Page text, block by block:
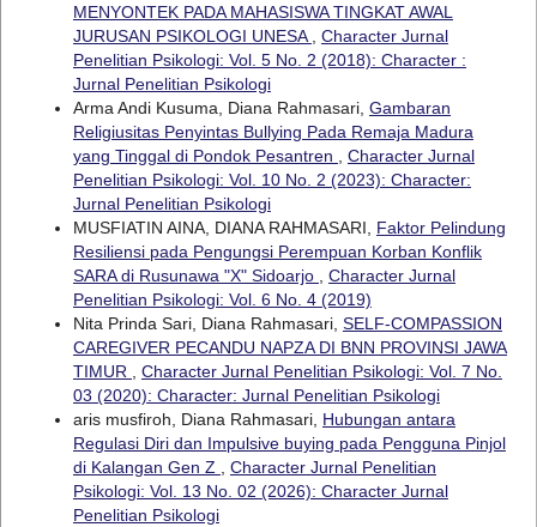
MENYONTEK PADA MAHASISWA TINGKAT AWAL
JURUSAN PSIKOLOGI UNESA
Character Jurnal
Penelitian Psikologi: Vol. 5 No. 2 (2018): Character :
Jurnal Penelitian Psikologi
Arma Andi Kusuma, Diana Rahmasari, Gambaran
Religiusitas Penyintas Bullying Pada Remaja Madura
yang Tinggal di Pondok Pesantren
Character Jurnal
Penelitian Psikologi: Vol. 10 No. 2 (2023): Character:
Jurnal Penelitian Psikologi
MUSFIATIN AINA, DIANA RAHMASARI, Faktor Pelindung
Resiliensi pada Pengungsi Perempuan Korban Konflik
SARA di Rusunawa "X" Sidoarjo
Character Jurnal
Penelitian Psikologi: Vol. 6 No. 4 (2019)
Nita Prinda Sari, Diana Rahmasari, SELF-COMPASSION
CAREGIVER PECANDU NAPZA DI BNN PROVINSI JAWA
TIMUR
Character Jurnal Penelitian Psikologi: Vol. 7 No.
03 (2020): Character: Jurnal Penelitian Psikologi
aris musfiroh, Diana Rahmasari, Hubungan antara
Regulasi Diri dan Impulsive buying pada Pengguna Pinjol
di Kalangan Gen Z
Character Jurnal Penelitian
Psikologi: Vol. 13 No. 02 (2026): Character Jurnal
Penelitian Psikologi